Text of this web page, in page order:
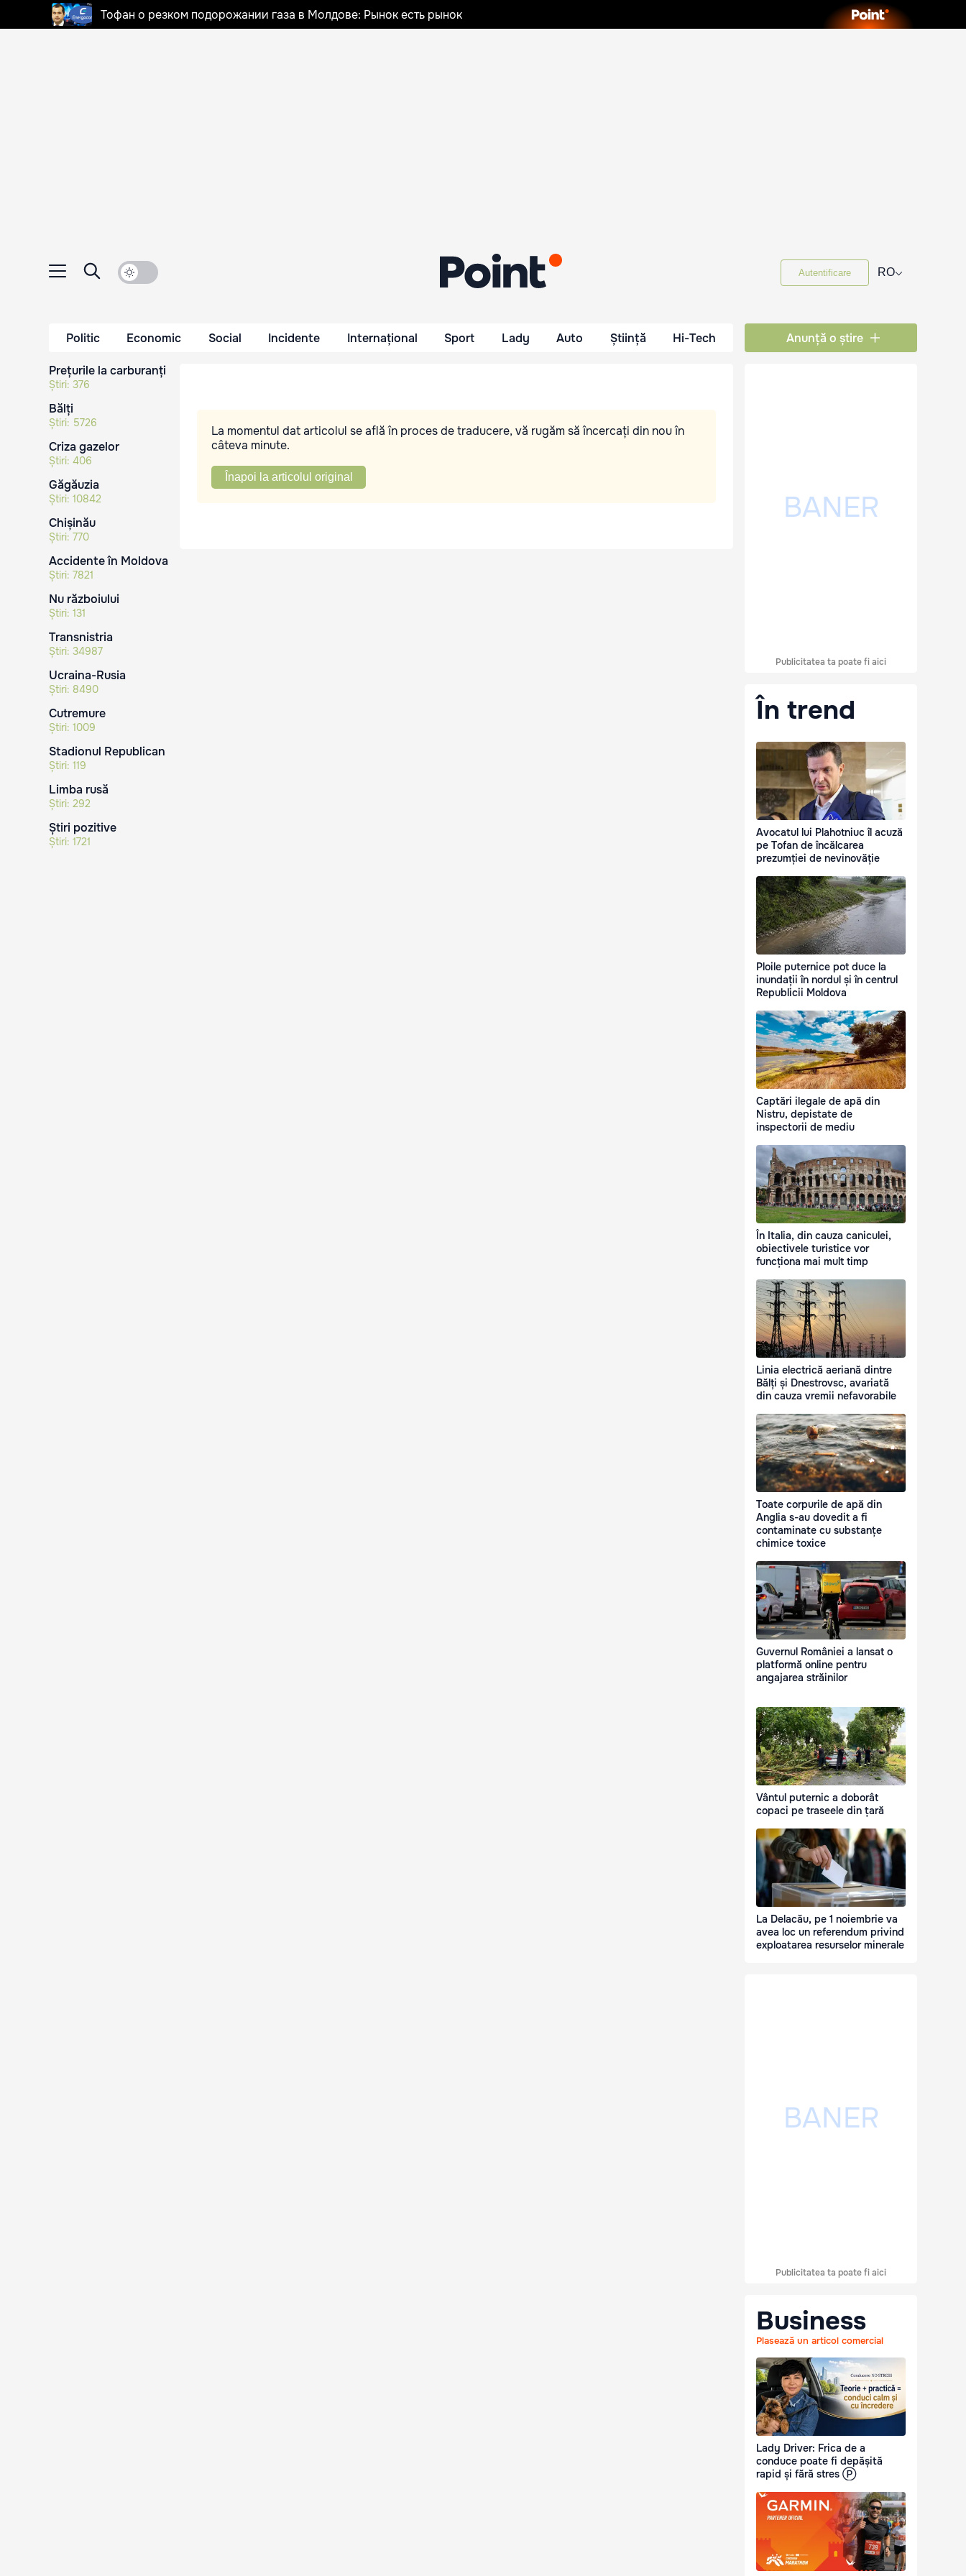
Тофан о резком подорожании газа в Молдове: Рынок есть рынок
Autentificare RO⌵
Politic Economic Social Incidente Internațional Sport Lady Auto Știință Hi-Tech Anunță o știre
Prețurile la carburanți
Știri: 376
Bălți
Știri: 5726
Criza gazelor
Știri: 406
Găgăuzia
Știri: 10842
Chișinău
Știri: 770
Accidente în Moldova
Știri: 7821
Nu războiului
Știri: 131
Transnistria
Știri: 34987
Ucraina-Rusia
Știri: 8490
Cutremure
Știri: 1009
Stadionul Republican
Știri: 119
Limba rusă
Știri: 292
Știri pozitive
Știri: 1721
La momentul dat articolul se află în proces de traducere, vă rugăm să încercați din nou în
câteva minute.
Înapoi la articolul original
Publicitatea ta poate fi aici
În trend
Avocatul lui Plahotniuc îl acuză
pe Tofan de încălcarea
prezumției de nevinovăție
Ploile puternice pot duce la
inundații în nordul și în centrul
Republicii Moldova
Captări ilegale de apă din
Nistru, depistate de
inspectorii de mediu
În Italia, din cauza caniculei,
obiectivele turistice vor
funcționa mai mult timp
Linia electrică aeriană dintre
Bălți și Dnestrovsc, avariată
din cauza vremii nefavorabile
Toate corpurile de apă din
Anglia s-au dovedit a fi
contaminate cu substanțe
chimice toxice
Guvernul României a lansat o
platformă online pentru
angajarea străinilor
Vântul puternic a doborât
copaci pe traseele din țară
La Delacău, pe 1 noiembrie va
avea loc un referendum privind
exploatarea resurselor minerale
Publicitatea ta poate fi aici
Business
Plasează un articol comercial
Lady Driver: Frica de a
conduce poate fi depășită
rapid și fără stres Ⓟ